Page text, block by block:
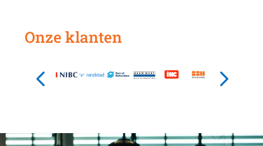
Onze klanten